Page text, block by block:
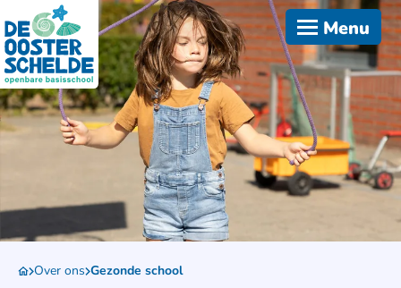
Menu
Over ons Gezonde school